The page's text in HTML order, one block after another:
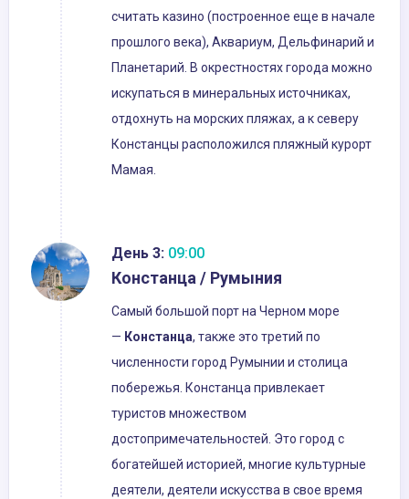
считать казино (построенное еще в начале
прошлого века), Аквариум, Дельфинарий и
Планетарий. В окрестностях города можно
искупаться в минеральных источниках,
отдохнуть на морских пляжах, а к северу
Констанцы расположился пляжный курорт
Мамая.
День 3: 09:00
Констанца / Румыния
Самый большой порт на Черном море
— Констанца, также это третий по
численности город Румынии и столица
побережья. Констанца привлекает
туристов множеством
достопримечательностей. Это город с
богатейшей историей, многие культурные
деятели, деятели искусства в свое время